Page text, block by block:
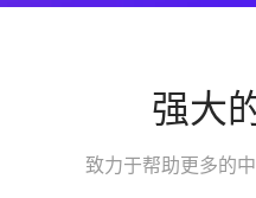
强大
致力于帮助更多的